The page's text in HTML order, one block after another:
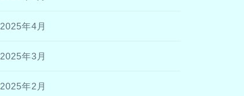
2025年4月
2025年3月
2025年2月